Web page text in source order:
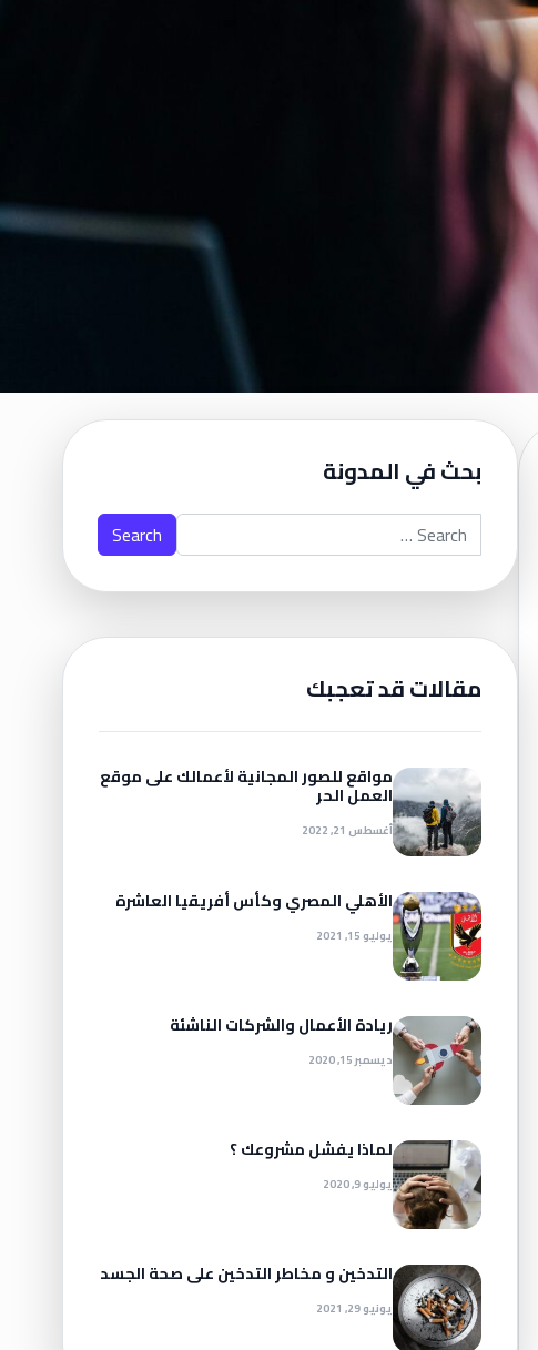
بحث في المدونة
Search for:
مقالات قد تعجبك
مواقع للصور المجانية لأعمالك على موقع
العمل الحر
أغسطس 21, 2022
الأهلي المصري وكأس أفريقيا العاشرة
يوليو 15, 2021
ريادة الأعمال والشركات الناشئة
ديسمبر 15, 2020
لماذا يفشل مشروعك ؟
يوليو 9, 2020
التدخين و مخاطر التدخين على صحة الجسد
يونيو 29, 2021